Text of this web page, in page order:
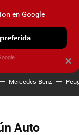
OBSERVATORIO
Mercedes-Benz
Auto
×
en Google